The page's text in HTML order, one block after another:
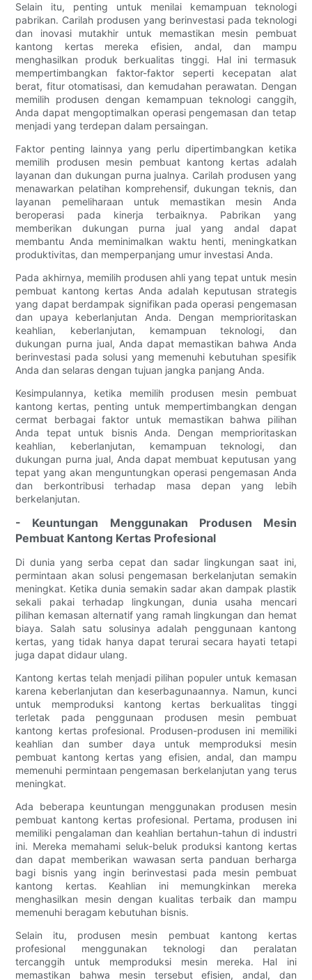
Selain itu, penting untuk menilai kemampuan teknologi
pabrikan. Carilah produsen yang berinvestasi pada teknologi
dan inovasi mutakhir untuk memastikan mesin pembuat
kantong kertas mereka efisien, andal, dan mampu
menghasilkan produk berkualitas tinggi. Hal ini termasuk
mempertimbangkan faktor-faktor seperti kecepatan alat
berat, fitur otomatisasi, dan kemudahan perawatan. Dengan
memilih produsen dengan kemampuan teknologi canggih,
Anda dapat mengoptimalkan operasi pengemasan dan tetap
menjadi yang terdepan dalam persaingan.
Faktor penting lainnya yang perlu dipertimbangkan ketika
memilih produsen mesin pembuat kantong kertas adalah
layanan dan dukungan purna jualnya. Carilah produsen yang
menawarkan pelatihan komprehensif, dukungan teknis, dan
layanan pemeliharaan untuk memastikan mesin Anda
beroperasi pada kinerja terbaiknya. Pabrikan yang
memberikan dukungan purna jual yang andal dapat
membantu Anda meminimalkan waktu henti, meningkatkan
produktivitas, dan memperpanjang umur investasi Anda.
Pada akhirnya, memilih produsen ahli yang tepat untuk mesin
pembuat kantong kertas Anda adalah keputusan strategis
yang dapat berdampak signifikan pada operasi pengemasan
dan upaya keberlanjutan Anda. Dengan memprioritaskan
keahlian, keberlanjutan, kemampuan teknologi, dan
dukungan purna jual, Anda dapat memastikan bahwa Anda
berinvestasi pada solusi yang memenuhi kebutuhan spesifik
Anda dan selaras dengan tujuan jangka panjang Anda.
Kesimpulannya, ketika memilih produsen mesin pembuat
kantong kertas, penting untuk mempertimbangkan dengan
cermat berbagai faktor untuk memastikan bahwa pilihan
Anda tepat untuk bisnis Anda. Dengan memprioritaskan
keahlian, keberlanjutan, kemampuan teknologi, dan
dukungan purna jual, Anda dapat membuat keputusan yang
tepat yang akan menguntungkan operasi pengemasan Anda
dan berkontribusi terhadap masa depan yang lebih
berkelanjutan.
- Keuntungan Menggunakan Produsen Mesin
Pembuat Kantong Kertas Profesional
Di dunia yang serba cepat dan sadar lingkungan saat ini,
permintaan akan solusi pengemasan berkelanjutan semakin
meningkat. Ketika dunia semakin sadar akan dampak plastik
sekali pakai terhadap lingkungan, dunia usaha mencari
pilihan kemasan alternatif yang ramah lingkungan dan hemat
biaya. Salah satu solusinya adalah penggunaan kantong
kertas, yang tidak hanya dapat terurai secara hayati tetapi
juga dapat didaur ulang.
Kantong kertas telah menjadi pilihan populer untuk kemasan
karena keberlanjutan dan keserbagunaannya. Namun, kunci
untuk memproduksi kantong kertas berkualitas tinggi
terletak pada penggunaan produsen mesin pembuat
kantong kertas profesional. Produsen-produsen ini memiliki
keahlian dan sumber daya untuk memproduksi mesin
pembuat kantong kertas yang efisien, andal, dan mampu
memenuhi permintaan pengemasan berkelanjutan yang terus
meningkat.
Ada beberapa keuntungan menggunakan produsen mesin
pembuat kantong kertas profesional. Pertama, produsen ini
memiliki pengalaman dan keahlian bertahun-tahun di industri
ini. Mereka memahami seluk-beluk produksi kantong kertas
dan dapat memberikan wawasan serta panduan berharga
bagi bisnis yang ingin berinvestasi pada mesin pembuat
kantong kertas. Keahlian ini memungkinkan mereka
menghasilkan mesin dengan kualitas terbaik dan mampu
memenuhi beragam kebutuhan bisnis.
Selain itu, produsen mesin pembuat kantong kertas
profesional menggunakan teknologi dan peralatan
tercanggih untuk memproduksi mesin mereka. Hal ini
memastikan bahwa mesin tersebut efisien, andal, dan